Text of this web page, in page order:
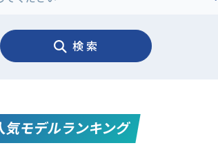
検 索
モデルランキング